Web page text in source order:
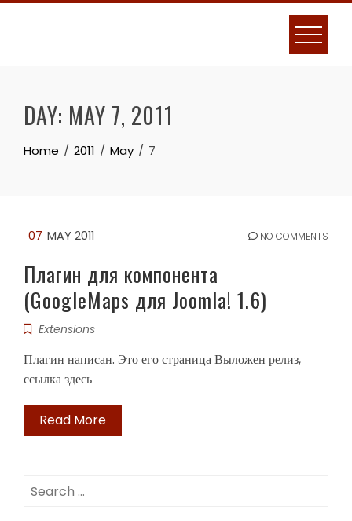
Skip
DAY: MAY 7, 2011
Home 2011 May 7
07 MAY 2011 NO COMMENTS
Плагин для компонента
(GoogleMaps для Joomla! 1.6)
Extensions
Плагин написан. Это его страница Выложен релиз,
ссылка здесь
Read More
Search